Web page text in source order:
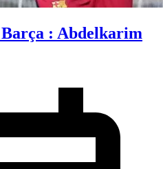
: Abdelkarim